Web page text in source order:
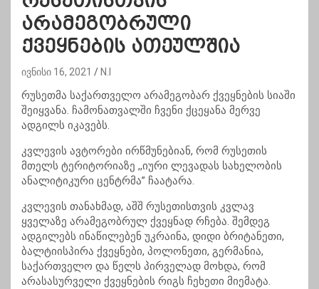
არამეგობრული
ქვეყნების ათეულშია
ივნისი 16, 2021 N.I
რუსეთმა საქართველო არამეგობარ ქვეყნების სიაში
შეიყვანა. ჩამონათვალში ჩვენი ქცეყანა მერვე
ადგილს იკავებს.
კვლევის ავტორები ირწმუნებიან, რომ რუსეთის
მთელს ტერიტორიაზე ,,იური ლევადას სახელობის
ანალიტიკური ცენტრმა” ჩაატარა.
კვლევის თანახმად, აშშ რუსეთისთვის კვლავ
ყველაზე არამეგობრულ ქვეყნად რჩება. შემდეგ
ადგილებს ინაწილებენ უკრაინა, დიდი ბრიტანეთი,
ბალტიისპირა ქვეყნები, პოლონეთი, გერმანია,
საქართველო და წელს პირველად მოხდა, რომ
არასასურველი ქვეყნების რიგს ჩეხეთი მიემატა.